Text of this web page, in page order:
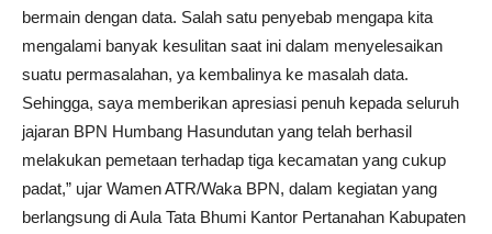
bermain dengan data. Salah satu penyebab mengapa kita
mengalami banyak kesulitan saat ini dalam menyelesaikan
suatu permasalahan, ya kembalinya ke masalah data.
Sehingga, saya memberikan apresiasi penuh kepada seluruh
jajaran BPN Humbang Hasundutan yang telah berhasil
melakukan pemetaan terhadap tiga kecamatan yang cukup
padat,” ujar Wamen ATR/Waka BPN, dalam kegiatan yang
berlangsung di Aula Tata Bhumi Kantor Pertanahan Kabupaten